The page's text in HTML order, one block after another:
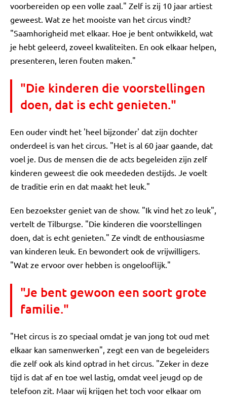
voorbereiden op een volle zaal." Zelf is zij 10 jaar artiest
geweest. Wat ze het mooiste van het circus vindt?
"Saamhorigheid met elkaar. Hoe je bent ontwikkeld, wat
je hebt geleerd, zoveel kwaliteiten. En ook elkaar helpen,
presenteren, leren fouten maken."
"Die kinderen die voorstellingen
doen, dat is echt genieten."
Een ouder vindt het 'heel bijzonder' dat zijn dochter
onderdeel is van het circus. "Het is al 60 jaar gaande, dat
voel je. Dus de mensen die de acts begeleiden zijn zelf
kinderen geweest die ook meededen destijds. Je voelt
de traditie erin en dat maakt het leuk."
Een bezoekster geniet van de show. "Ik vind het zo leuk",
vertelt de Tilburgse. "Die kinderen die voorstellingen
doen, dat is echt genieten." Ze vindt de enthousiasme
van kinderen leuk. En bewondert ook de vrijwilligers.
"Wat ze ervoor over hebben is ongelooflijk."
"Je bent gewoon een soort grote
familie."
"Het circus is zo speciaal omdat je van jong tot oud met
elkaar kan samenwerken", zegt een van de begeleiders
die zelf ook als kind optrad in het circus. "Zeker in deze
tijd is dat af en toe wel lastig, omdat veel jeugd op de
telefoon zit. Maar wij krijgen het toch voor elkaar om